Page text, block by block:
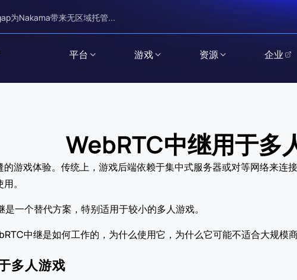
为Nakama带来无区域托管...
平台 游戏 资源 企业
WebRTC中继用于多
游戏体验。传统上，游戏后端依赖于集中式服务器或对等网络来连
。
一个替代方案，特别适用于较小的多人游戏。
中继是如何工作的，为什么使用它，为什么它可能不适合大规模
多人游戏